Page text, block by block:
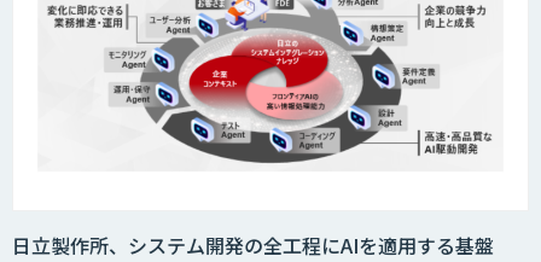
日立製作所、システム開発の全工程にAIを適用する基盤